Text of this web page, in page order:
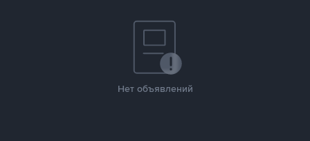
Нет объявлений